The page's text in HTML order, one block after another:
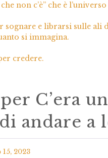
non c’è” che è
e librarsi sulle ali
si immagina.
credere.
C’era
andare a
2023